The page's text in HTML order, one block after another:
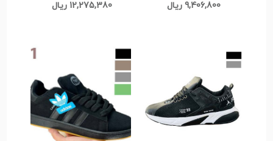
9,406,800 ریال 12,275,380 ریال